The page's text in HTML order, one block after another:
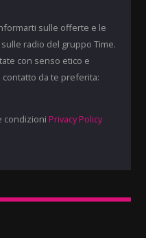
sulle offerte e le
radio del gruppo Time.
con senso etico e
da te preferita:
condizioni Privacy Policy